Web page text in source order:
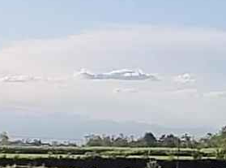
IRES -